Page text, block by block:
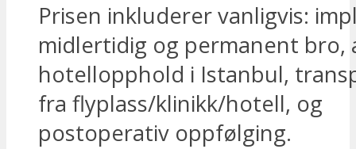
Prisen inkluderer vanligvis:
midlertidig og permanent bro,
hotellopphold i Istanbul,
fra flyplass/klinikk/hotell, og
postoperativ oppfølging.